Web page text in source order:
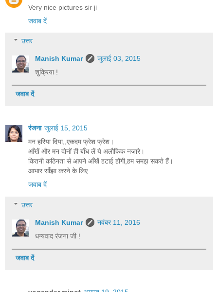
Very nice pictures sir ji
जवाब दें
उत्तर
Manish Kumar
जुलाई 03, 2015
शुक्रिया !
जवाब दें
रंजना जुलाई 15, 2015
मन हरिया दिया,,एकदम फ्रेश फ्रेश।
आँखें और मन दोनों ही बाँध लें ये अलौकिक नज़ारे।
कितनी कठिनता से आपने आँखें हटाई होंगी,हम समझ सकते हैं।
आभार साँझा करने के लिए
जवाब दें
उत्तर
Manish Kumar
नवंबर 11, 2016
धन्यवाद रंजना जी !
जवाब दें